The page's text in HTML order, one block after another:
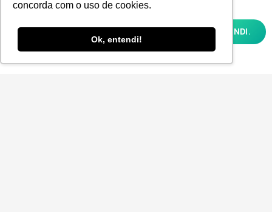
concorda com o uso de cookies.
Ok, entendi!
Fique por dentro!
Inscreva-se e fique por dentro de todas as
tendências e inovações.
analisar como você interage em nosso site
e personalizar conteúdo. Ao utilizar este
site, você concorda com o uso de cookies e
nossaPOLÍTICA DE PRIVACIDADE E COOKIES
OK, ENTENDI.